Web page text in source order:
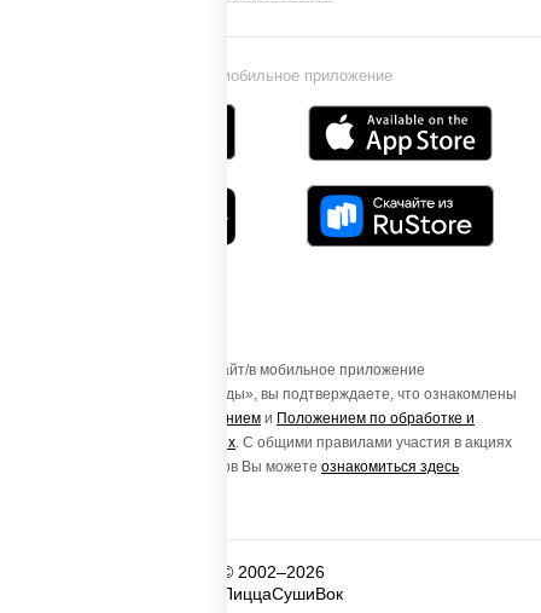
Установи мобильное приложение
Осуществляя вход на этот Сайт/в мобильное приложение
«ПиццаСушиВок - доставка еды», вы подтверждаете, что ознакомлены
Пользовательским соглашением и Положением по обработке и
защите персональных данных. С общими правилами участия в акциях
и порядке получения подарков Вы можете ознакомиться здесь
© 2002–2026
ПиццаСушиВок